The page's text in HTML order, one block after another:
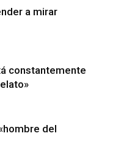
a mirar
constantemente
del